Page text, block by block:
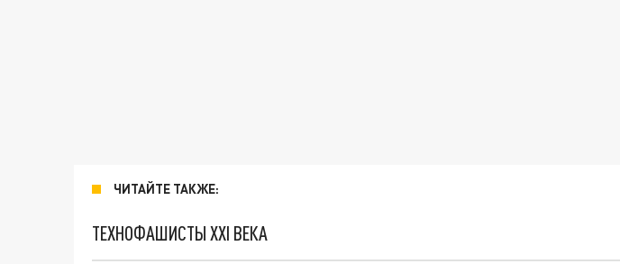
ЧИТАЙТЕ ТАКЖЕ:
ТЕХНОФАШИСТЫ XXI ВЕКА